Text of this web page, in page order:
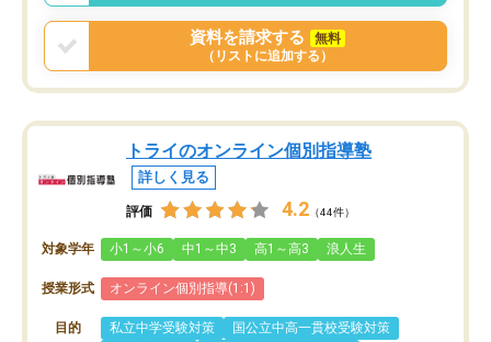
資料を請求する
無料
（リストに追加する）
トライのオンライン個別指導塾
詳しく見る
評価 4.2 （44件）
対象学年 小1～小6 中1～中3 高1～高3 浪人生
授業形式 オンライン個別指導(1:1)
目的 私立中学受験対策
国公立中高一貫校受験対策